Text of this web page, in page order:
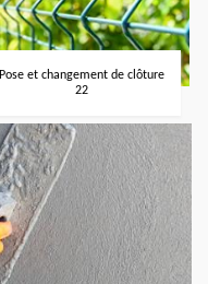
Pose et changement de clôture
22